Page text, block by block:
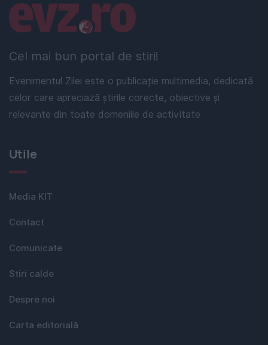
Cel mai bun portal de stiri!
Evenimentul Zilei este o publicație multimedia, dedicată
celor care apreciază știrile corecte, obiective și
relevante din toate domeniile de activitate
Linkuri utile
Utile
Media KIT
Contact
Comunicate
Stiri calde
Despre noi
Carta editorială